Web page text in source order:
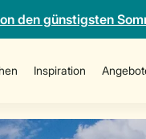
den günstigsten
Inspiration